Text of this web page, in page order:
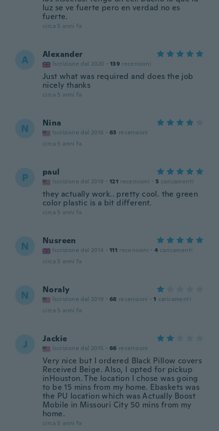
luz se ve fuerte pero en verdad no es
fuerte.
circa 5 anni fa
A Alexander
Iscrizione dal 2020 · 139 recensioni
Just what was required and does the job
nicely thanks
circa 5 anni fa
N Nina
Iscrizione dal 2016 · 63 recensioni
circa 5 anni fa
P paul
Iscrizione dal 2018 · 121 recensioni · 5 caricamenti
they actually work.. pretty cool. the green
color plastic is a bit different.
circa 5 anni fa
N Nusreen
Iscrizione dal 2014 · 111 recensioni · 4 caricamenti
circa 5 anni fa
N Noraly
Iscrizione dal 2019 · 68 recensioni · 1 caricamenti
circa 5 anni fa
J Jackie
Iscrizione dal 2015 · 66 recensioni
Very nice but I ordered Black Pillow covers
Received Beige. Also, I opted for pickup
inHouston. The location I chose was going
to be 15 mins from my home. Ebaskets was
the PU location which was Actually Boost
Mobile in Missouri City 50 mins from my
home.
circa 5 anni fa